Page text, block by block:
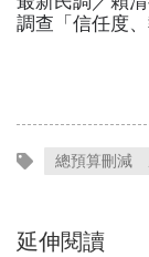
調查「信任度
總預算刪減
延伸閱讀